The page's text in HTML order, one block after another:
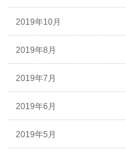
2019年10月
2019年8月
2019年7月
2019年6月
2019年5月